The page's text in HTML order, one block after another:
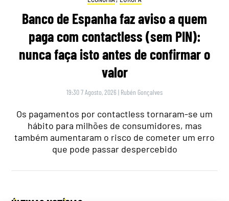
Banco de Espanha faz aviso a quem
paga com contactless (sem PIN):
nunca faça isto antes de confirmar o
valor
19:30 7 Agosto, 2026 | Rubén Gonçalves
Os pagamentos por contactless tornaram-se um
hábito para milhões de consumidores, mas
também aumentaram o risco de cometer um erro
que pode passar despercebido